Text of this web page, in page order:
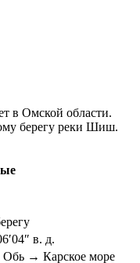
в Омской области.
берегу реки Шиш.
в. д.
→ Карское море